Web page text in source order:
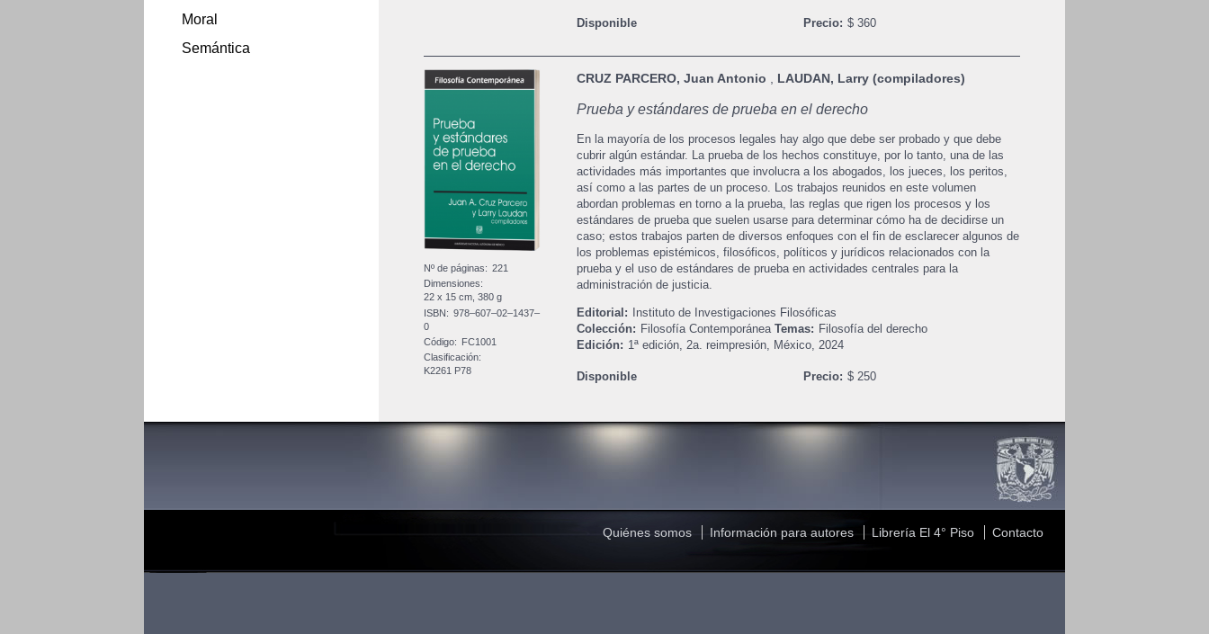
Disponible Precio: $ 360
Nº de páginas: 221
Dimensiones:
22 x 15 cm, 380 g
ISBN: 978–607–02–1437–
0
Código: FC1001
Clasificación:
K2261 P78
CRUZ PARCERO, Juan Antonio LAUDAN, Larry (compiladores)
Prueba y estándares de prueba en el derecho
En la mayoría de los procesos legales hay algo que debe ser probado y que debe
cubrir algún estándar. La prueba de los hechos constituye, por lo tanto, una de las
actividades más importantes que involucra a los abogados, los jueces, los peritos,
así como a las partes de un proceso. Los trabajos reunidos en este volumen
abordan problemas en torno a la prueba, las reglas que rigen los procesos y los
estándares de prueba que suelen usarse para determinar cómo ha de decidirse un
caso; estos trabajos parten de diversos enfoques con el fin de esclarecer algunos de
los problemas epistémicos, filosóficos, políticos y jurídicos relacionados con la
prueba y el uso de estándares de prueba en actividades centrales para la
administración de justicia.
Editorial:
Instituto de Investigaciones Filosóficas
Colección: Filosofía Contemporánea Temas: Filosofía del derecho
Edición: 1ª edición, 2a. reimpresión, México, 2024
Disponible Precio: $ 250
Moral
Semántica
Quiénes somos Información para autores Librería El 4° Piso Contacto